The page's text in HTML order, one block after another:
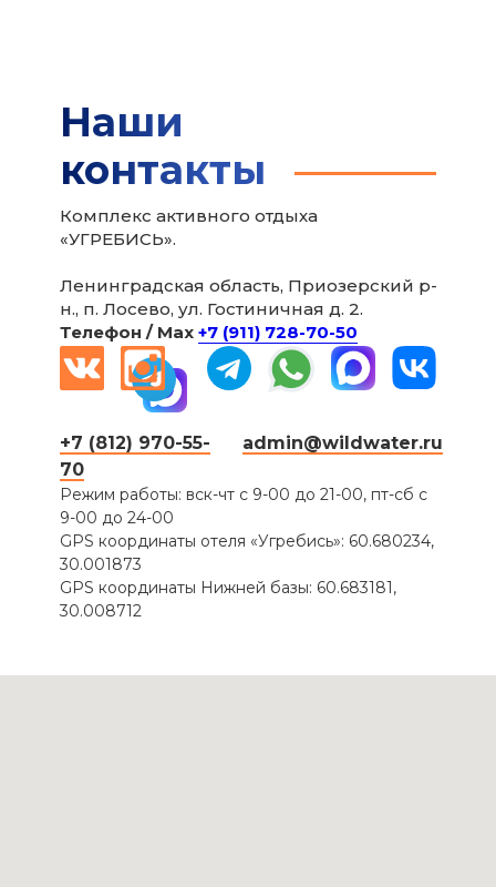
+7 (812) 970-55-
70
admin@wildwater.ru
Комплекс активного отдыха
«УГРЕБИСЬ».
Ленинградская область, Приозерский р-
н., п. Лосево, ул. Гостиничная д. 2.
Телефон / Мax +7 (911) 728-70-50
Режим работы: вск-чт с 9-00 до 21-00, пт-сб с
9-00 до 24-00
GPS координаты отеля «Угребись»: 60.680234,
30.001873
GPS координаты Нижней базы: 60.683181,
30.008712
Наши
контакты